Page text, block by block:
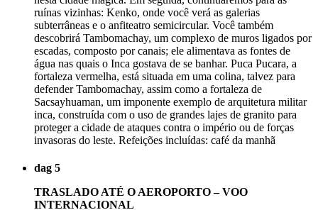
ruínas vizinhas: Kenko, onde você verá as galerias
subterrâneas e o anfiteatro semicircular. Você também
descobrirá Tambomachay, um complexo de muros ligados por
escadas, composto por canais; ele alimentava as fontes de
água nas quais o Inca gostava de se banhar. Puca Pucara, a
fortaleza vermelha, está situada em uma colina, talvez para
defender Tambomachay, assim como a fortaleza de
Sacsayhuaman, um imponente exemplo de arquitetura militar
inca, construída com o uso de grandes lajes de granito para
proteger a cidade de ataques contra o império ou de forças
invasoras do leste. Refeições incluídas: café da manhã
dag 5
TRASLADO ATÉ O AEROPORTO – VOO
INTERNACIONAL